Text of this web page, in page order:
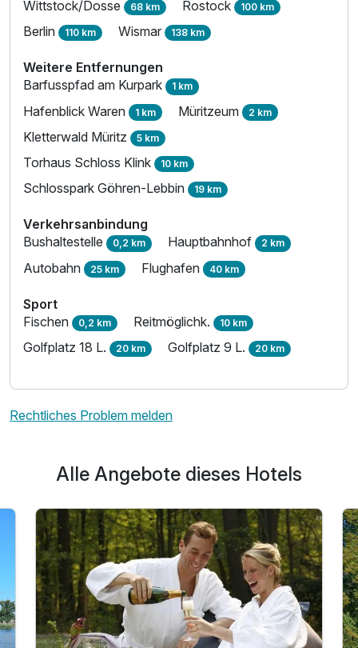
Wittstock/Dosse 68 km Rostock 100 km
Berlin 110 km Wismar 138 km
Weitere Entfernungen
Barfusspfad am Kurpark 1 km
Hafenblick Waren 1 km Müritzeum 2 km
Kletterwald Müritz 5 km
Torhaus Schloss Klink 10 km
Schlosspark Göhren-Lebbin 19 km
Verkehrsanbindung
Bushaltestelle 0,2 km Hauptbahnhof 2 km
Autobahn 25 km Flughafen 40 km
Sport
Fischen 0,2 km Reitmöglichk. 10 km
Golfplatz 18 L. 20 km Golfplatz 9 L. 20 km
Rechtliches Problem melden
Alle Angebote dieses Hotels